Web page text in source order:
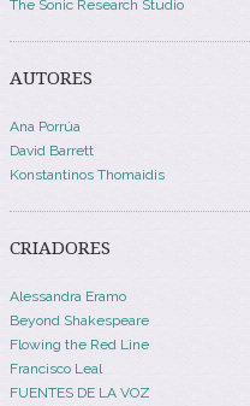
The Sonic Research Studio
AUTORES
Ana Porrúa
David Barrett
Konstantinos Thomaidis
CRIADORES
Alessandra Eramo
Beyond Shakespeare
Flowing the Red Line
Francisco Leal
FUENTES DE LA VOZ